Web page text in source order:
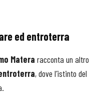
ed entroterra
Matera racconta un altro
, dove l’istinto del